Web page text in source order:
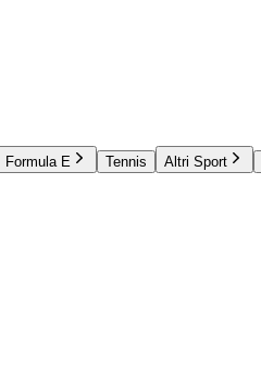
Formula E Tennis Altri Sport